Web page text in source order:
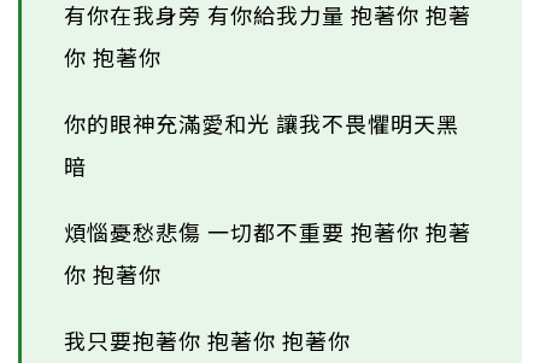
有你在我身旁 有你給我力量 抱著你 抱著
你 抱著你
你的眼神充滿愛和光 讓我不畏懼明天黑
暗
煩惱憂愁悲傷 一切都不重要 抱著你 抱著
你 抱著你
我只要抱著你 抱著你 抱著你